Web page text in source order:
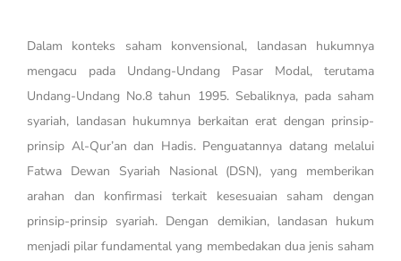
Dalam konteks saham konvensional, landasan hukumnya
mengacu pada Undang-Undang Pasar Modal, terutama
Undang-Undang No.8 tahun 1995. Sebaliknya, pada saham
syariah, landasan hukumnya berkaitan erat dengan prinsip-
prinsip Al-Qur’an dan Hadis. Penguatannya datang melalui
Fatwa Dewan Syariah Nasional (DSN), yang memberikan
arahan dan konfirmasi terkait kesesuaian saham dengan
prinsip-prinsip syariah. Dengan demikian, landasan hukum
menjadi pilar fundamental yang membedakan dua jenis saham